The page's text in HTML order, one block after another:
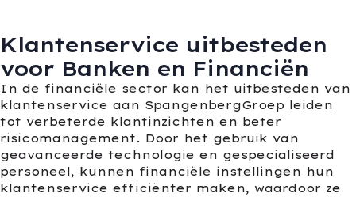
Klantenservice uitbesteden
voor Banken en Financiën
In de financiële sector kan het uitbesteden van
klantenservice aan SpangenbergGroep leiden
tot verbeterde klantinzichten en beter
risicomanagement. Door het gebruik van
geavanceerde technologie en gespecialiseerd
personeel, kunnen financiële instellingen hun
klantenservice efficiënter maken, waardoor ze